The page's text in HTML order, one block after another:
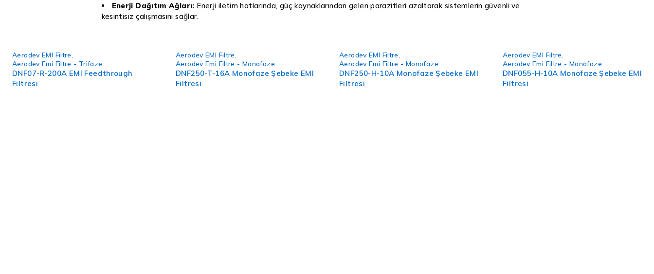
Enerji Dağıtım Ağları: Enerji iletim hatlarında, güç kaynaklarından gelen parazitleri azaltarak sistemlerin güvenli ve
kesintisiz çalışmasını sağlar.
Aerodev EMI Filtre
Aerodev Emi Filtre - Trifaze
DNF07-R-200A EMI Feedthrough
Filtresi
Aerodev EMI Filtre
Aerodev Emi Filtre - Monofaze
DNF250-T-16A Monofaze Şebeke EMI
Filtresi
Aerodev EMI Filtre
Aerodev Emi Filtre - Monofaze
DNF250-H-10A Monofaze Şebeke EMI
Filtresi
Aerodev EMI Filtre
Aerodev Emi Filtre - Monofaze
DNF055-H-10A Monofaze Şebeke EMI
Filtresi